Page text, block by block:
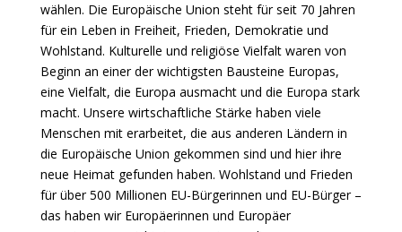
wählen. Die Europäische Union steht für seit 70 Jahren
für ein Leben in Freiheit, Frieden, Demokratie und
Wohlstand. Kulturelle und religiöse Vielfalt waren von
Beginn an einer der wichtigsten Bausteine Europas,
eine Vielfalt, die Europa ausmacht und die Europa stark
macht. Unsere wirtschaftliche Stärke haben viele
Menschen mit erarbeitet, die aus anderen Ländern in
die Europäische Union gekommen sind und hier ihre
neue Heimat gefunden haben. Wohlstand und Frieden
für über 500 Millionen EU-Bürgerinnen und EU-Bürger –
das haben wir Europäerinnen und Europäer